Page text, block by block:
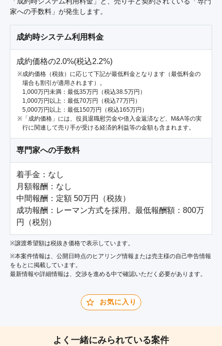
家への手数料」が発生します。
成約時システム利用料金
成約価格の2.0%(税込2.2%)
成約価格（税抜）に応じて下記が最低料金となります（最低料金の
場合も割引が適用されます）。
1,000万円未満：最低35万円（税込38.5万円）
1,000万円以上：最低70万円（税込77万円）
5,000万円以上：最低150万円（税込165万円）
「成約価格」には、役員退職慰労金や借入金返済など、M&A等の実
行に関連して売り手が受ける経済的利益等の金額も含まれます。
専門家への手数料
着手金：なし
月額報酬：なし
中間報酬：定額 50万円（税抜）
成功報酬：レーマン方式を採用。最低報酬額：800万
※譲渡希望額は税抜き価格で表示しています。
※本案件情報は、公開日時点のヒアリング情報または売主様の自己申告情報
をもとに掲載しています。
最新情報や詳細情報は、交渉を進める中で確認いただく必要があります。
お気に入り
よく一緒にみられている案件